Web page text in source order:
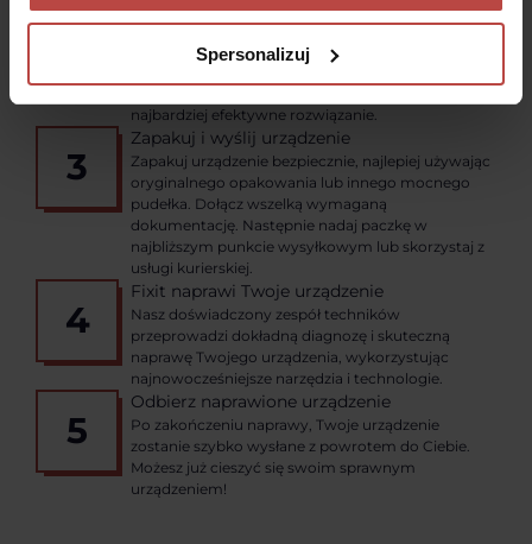
Spersonalizuj
Fixit wstępnie zweryfikuje Twoje zlecenie
Po otrzymaniu Twojego zgłoszenia, nasz zespół
najbardziej efektywne rozwiązanie.
3
Zapakuj i wyślij urządzenie
Zapakuj urządzenie bezpiecznie, najlepiej używając
oryginalnego opakowania lub innego mocnego
pudełka. Dołącz wszelką wymaganą
dokumentację. Następnie nadaj paczkę w
najbliższym punkcie wysyłkowym lub skorzystaj z
usługi kurierskiej.
4
Fixit naprawi Twoje urządzenie
Nasz doświadczony zespół techników
przeprowadzi dokładną diagnozę i skuteczną
naprawę Twojego urządzenia, wykorzystując
najnowocześniejsze narzędzia i technologie.
5
Odbierz naprawione urządzenie
Po zakończeniu naprawy, Twoje urządzenie
zostanie szybko wysłane z powrotem do Ciebie.
Możesz już cieszyć się swoim sprawnym
urządzeniem!